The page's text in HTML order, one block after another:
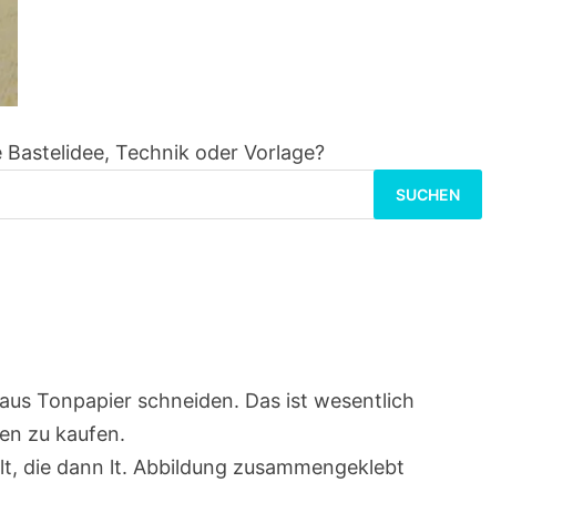
Technik oder Vorlage?
nach:
Tonpapier schneiden. Das ist wesentlich
zu kaufen.
die dann lt. Abbildung zusammengeklebt